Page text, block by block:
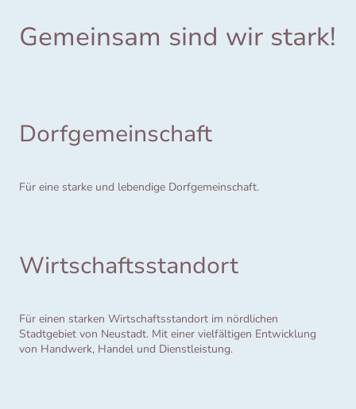
Gemeinsam sind wir stark!
Dorfgemeinschaft
Für eine starke und lebendige Dorfgemeinschaft.
Wirtschaftsstandort
Für einen starken Wirtschaftsstandort im nördlichen
Stadtgebiet von Neustadt. Mit einer vielfältigen Entwicklung
von Handwerk, Handel und Dienstleistung.